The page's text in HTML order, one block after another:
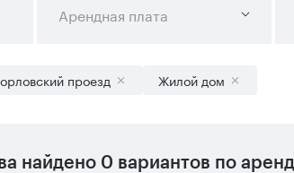
Арендная плата
проезд Жилой дом
найдено 0 вариантов по